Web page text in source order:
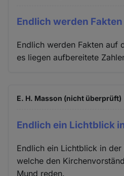
Endlich werden
Endlich werden Fakten auf
es liegen aufbereitete
E. H. Masson (nicht überprüft)
Endlich ein Lichtblick
Endlich ein Lichtblick in
welche den
Mund reden.